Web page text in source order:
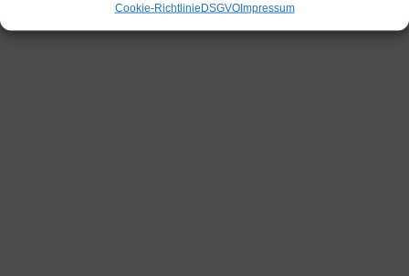
Cookie-RichtlinieDSGVOImpressum